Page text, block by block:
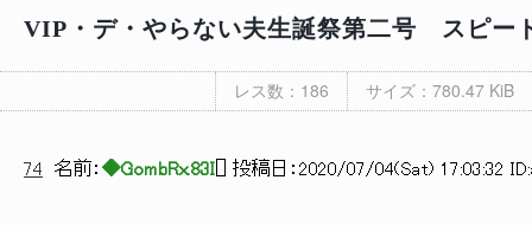
VIP・デ・やらない夫生誕祭第二号 スピー
レス数：186 サイズ：780.47 KiB
74 名前： ◆GombRx.83I ] 投稿日： 2020/07/04(Sat) 17:03:32